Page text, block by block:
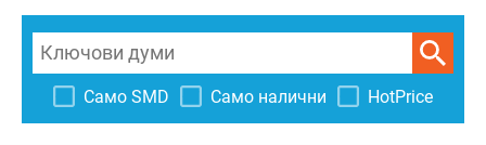
Само SMD Само налични HotPrice